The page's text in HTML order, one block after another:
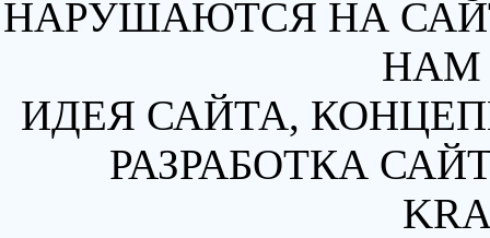
НАРУШАЮТСЯ НА
НАМ
ИДЕЯ САЙТА,
РАЗРАБОТКА